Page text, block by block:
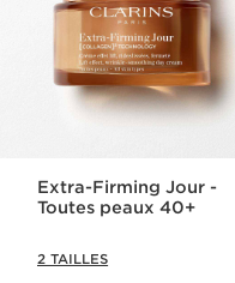
Extra-Firming Jour -
Toutes peaux 40+
2 TAILLES